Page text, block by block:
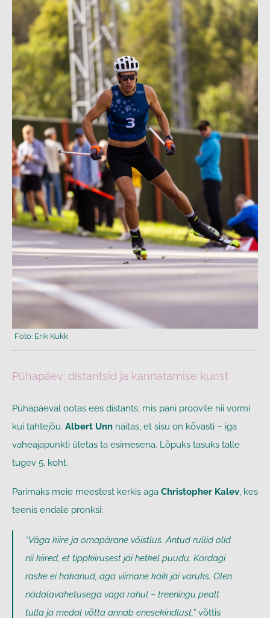
Pühapäev: distantsid ja kannatamise kunst
Pühapäeval ootas ees distants, mis pani proovile nii vormi
kui tahtejõu. Albert Unn näitas, et sisu on kõvasti – iga
vaheajapunkti ületas ta esimesena. Lõpuks tasuks talle
tugev 5. koht.
Parimaks meie meestest kerkis aga Christopher Kalev, kes
teenis endale pronksi:
“Väga kiire ja omapärane võistlus. Antud rullid olid
nii kiired, et tippkiirusest jäi hetkel puudu. Kordagi
raske ei hakanud, aga viimane käik jäi varuks. Olen
nädalavahetusega väga rahul – treeningu pealt
tulla ja medal võtta annab enesekindlust,” võttis